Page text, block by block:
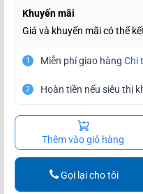
Khuyến mãi
Giá và khuyến mãi có thể
1 Miễn phí giao hàng Chi
2 Hoàn tiền nếu siêu thị
Thêm vào giỏ hàng
Gọi lại cho tôi